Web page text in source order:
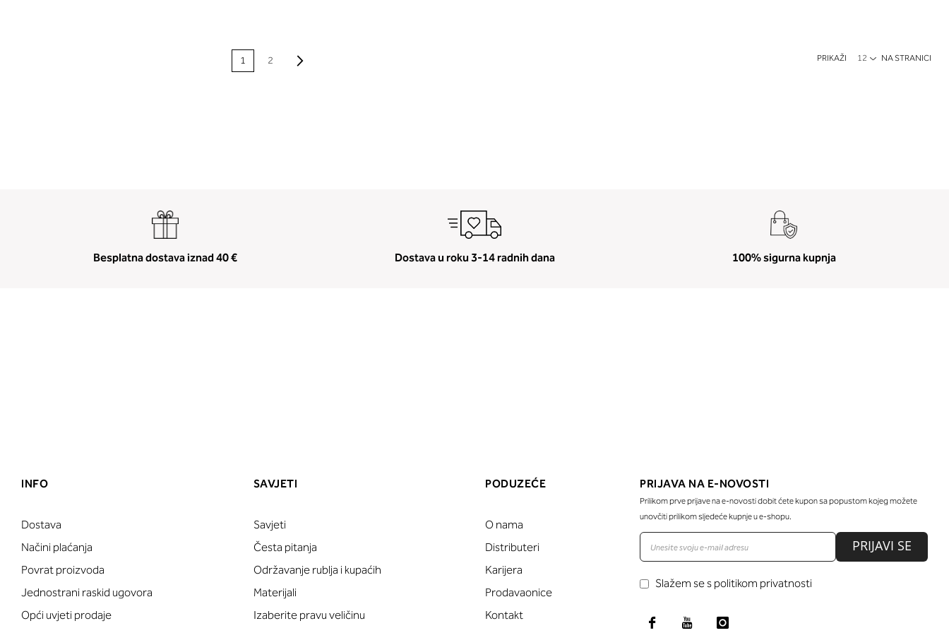
STRANICA
1 2 PRIKAŽI NA STRANICI
Besplatna dostava iznad 40 € Dostava u roku 3-14 radnih dana 100% sigurna kupnja
INFO
Dostava
Načini plaćanja
Povrat proizvoda
Jednostrani raskid ugovora
Opći uvjeti prodaje
SAVJETI
Savjeti
Česta pitanja
Održavanje rublja i kupaćih
Materijali
Izaberite pravu veličinu
PODUZEĆE
O nama
Distributeri
Karijera
Prodavaonice
Kontakt
PRIJAVA NA E-NOVOSTI
Prilikom prve prijave na e-novosti dobit ćete kupon sa popustom kojeg možete
unovčiti prilikom sljedeće kupnje u e-shopu.
PRIJAVI SE
Slažem se s politikom privatnosti